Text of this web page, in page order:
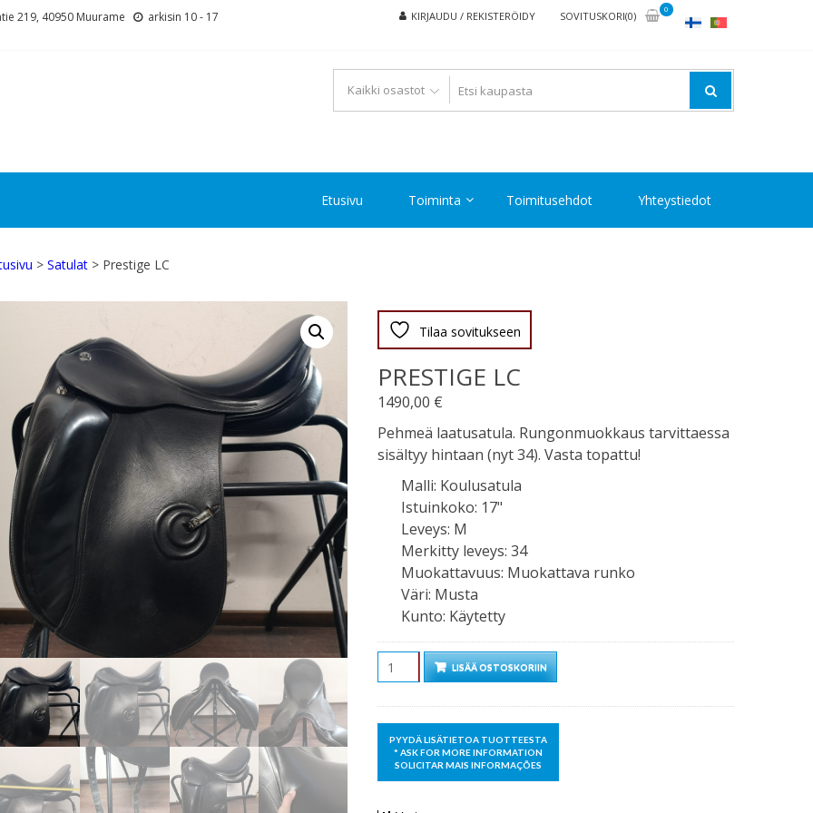
219, 40950 Muurame arkisin 10 - 17 KIRJAUDU / REKISTERÖIDY SOVITUSKORI(0)
0
Etusivu Toiminta Toimitusehdot Yhteystiedot
> Satulat > Prestige LC
Tilaa sovitukseen
PRESTIGE LC
1490,00 €
Pehmeä laatusatula. Rungonmuokkaus tarvittaessa
sisältyy hintaan (nyt 34). Vasta topattu!
Malli: Koulusatula
Istuinkoko: 17"
Leveys: M
Merkitty leveys: 34
Muokattavuus: Muokattava runko
Väri: Musta
Kunto: Käytetty
Määrä LISÄÄ OSTOSKORIIN